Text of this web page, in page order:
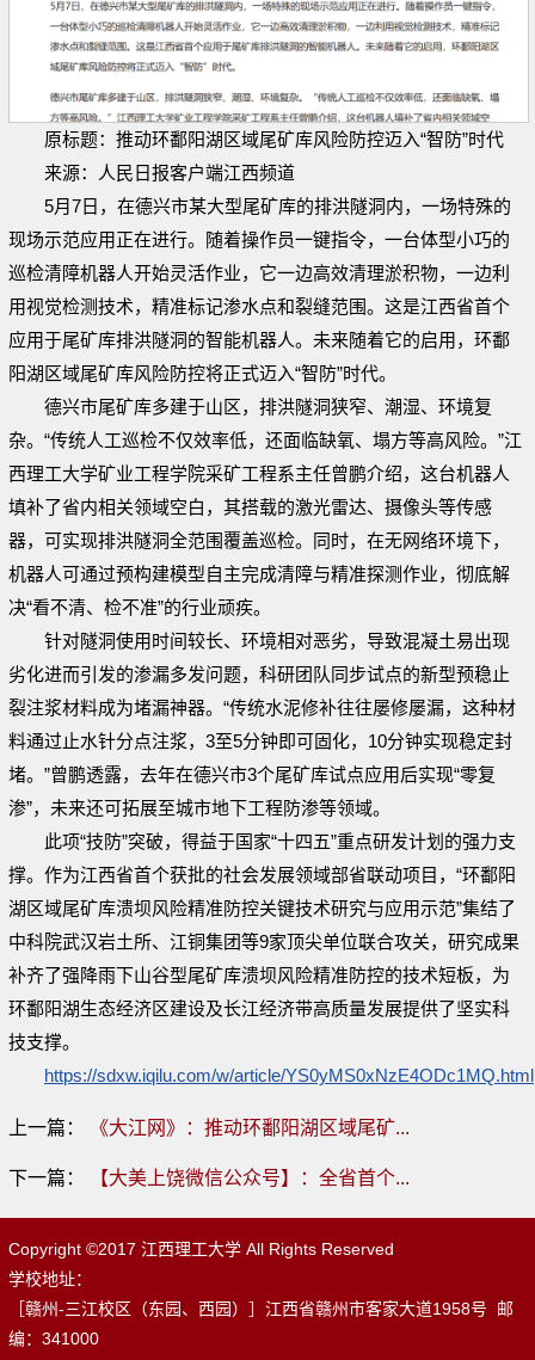
原标题：推动环鄱阳湖区域尾矿库风险防控迈入“智防”时代
来源：人民日报客户端江西频道
5月7日，在德兴市某大型尾矿库的排洪隧洞内，一场特殊的
现场示范应用正在进行。随着操作员一键指令，一台体型小巧的
巡检清障机器人开始灵活作业，它一边高效清理淤积物，一边利
用视觉检测技术，精准标记渗水点和裂缝范围。这是江西省首个
应用于尾矿库排洪隧洞的智能机器人。未来随着它的启用，环鄱
阳湖区域尾矿库风险防控将正式迈入“智防”时代。
德兴市尾矿库多建于山区，排洪隧洞狭窄、潮湿、环境复
杂。“传统人工巡检不仅效率低，还面临缺氧、塌方等高风险。”江
西理工大学矿业工程学院采矿工程系主任曾鹏介绍，这台机器人
填补了省内相关领域空白，其搭载的激光雷达、摄像头等传感
器，可实现排洪隧洞全范围覆盖巡检。同时，在无网络环境下，
机器人可通过预构建模型自主完成清障与精准探测作业，彻底解
决“看不清、检不准”的行业顽疾。
针对隧洞使用时间较长、环境相对恶劣，导致混凝土易出现
劣化进而引发的渗漏多发问题，科研团队同步试点的新型预稳止
裂注浆材料成为堵漏神器。“传统水泥修补往往屡修屡漏，这种材
料通过止水针分点注浆，3至5分钟即可固化，10分钟实现稳定封
堵。”曾鹏透露，去年在德兴市3个尾矿库试点应用后实现“零复
渗”，未来还可拓展至城市地下工程防渗等领域。
此项“技防”突破，得益于国家“十四五”重点研发计划的强力支
撑。作为江西省首个获批的社会发展领域部省联动项目，“环鄱阳
湖区域尾矿库溃坝风险精准防控关键技术研究与应用示范”集结了
中科院武汉岩土所、江铜集团等9家顶尖单位联合攻关，研究成果
补齐了强降雨下山谷型尾矿库溃坝风险精准防控的技术短板，为
环鄱阳湖生态经济区建设及长江经济带高质量发展提供了坚实科
技支撑。
https://sdxw.iqilu.com/w/article/YS0yMS0xNzE4ODc1MQ.html
上一篇： 《大江网》：推动环鄱阳湖区域尾矿...
下一篇： 【大美上饶微信公众号】：全省首个...
Copyright ©2017 江西理工大学 All Rights Reserved
学校地址：
［赣州-三江校区（东园、西园）］江西省赣州市客家大道1958号 邮
编：341000